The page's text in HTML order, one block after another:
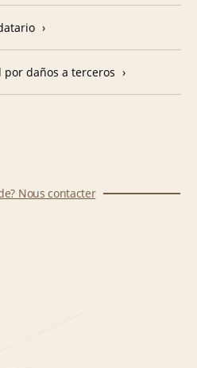
daños a terceros
Nous contacter